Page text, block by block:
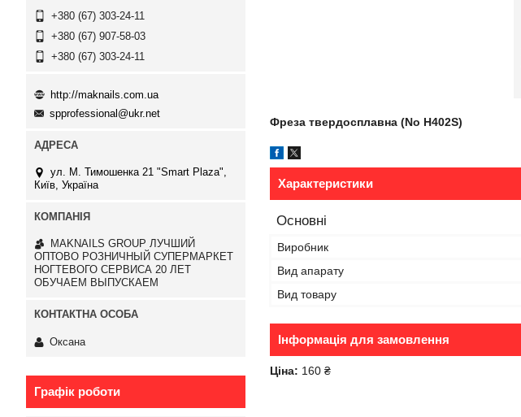
Фреза твердосплавна (No Н402S)
Характеристики
Основні
Виробник
Вид апарату
Вид товару
Інформація для замовлення
Ціна: 160 ₴
+380 (67) 303-24-11
+380 (67) 907-58-03
+380 (67) 303-24-11
http://maknails.com.ua
spprofessional@ukr.net
ул. М. Тимошенка 21 "Smart Plaza",
Київ, Україна
MAKNAILS GROUP ЛУЧШИЙ
ОПТОВО РОЗНИЧНЫЙ СУПЕРМАРКЕТ
НОГТЕВОГО СЕРВИСА 20 ЛЕТ
ОБУЧАЕМ ВЫПУСКАЕМ
Оксана
Графік роботи